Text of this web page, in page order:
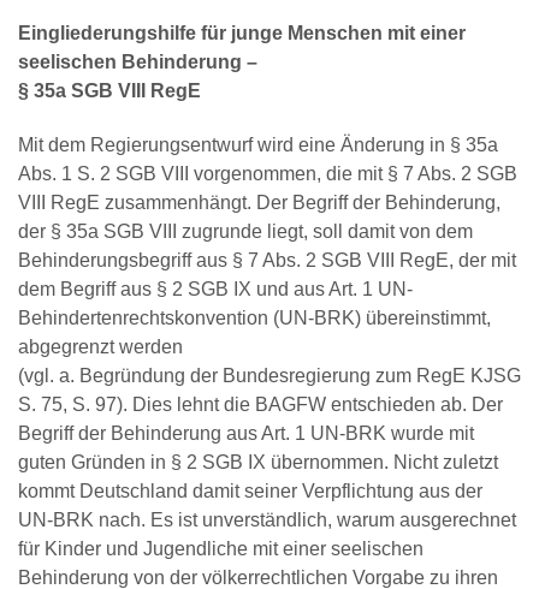
Eingliederungshilfe für junge Menschen mit einer
seelischen Behinderung –
§ 35a SGB VIII RegE
Mit dem Regierungsentwurf wird eine Änderung in § 35a
Abs. 1 S. 2 SGB VIII vorgenommen, die mit § 7 Abs. 2 SGB
VIII RegE zusammenhängt. Der Begriff der Behinderung,
der § 35a SGB VIII zugrunde liegt, soll damit von dem
Behinderungsbegriff aus § 7 Abs. 2 SGB VIII RegE, der mit
dem Begriff aus § 2 SGB IX und aus Art. 1 UN-
Behindertenrechtskonvention (UN-BRK) übereinstimmt,
abgegrenzt werden
(vgl. a. Begründung der Bundesregierung zum RegE KJSG
S. 75, S. 97). Dies lehnt die BAGFW entschieden ab. Der
Begriff der Behinderung aus Art. 1 UN-BRK wurde mit
guten Gründen in § 2 SGB IX übernommen. Nicht zuletzt
kommt Deutschland damit seiner Verpflichtung aus der
UN-BRK nach. Es ist unverständlich, warum ausgerechnet
für Kinder und Jugendliche mit einer seelischen
Behinderung von der völkerrechtlichen Vorgabe zu ihren